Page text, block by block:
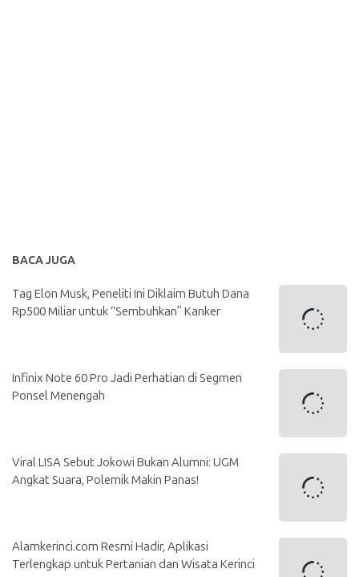
BACA JUGA
Tag Elon Musk, Peneliti Ini Diklaim Butuh Dana
Rp500 Miliar untuk “Sembuhkan” Kanker
Infinix Note 60 Pro Jadi Perhatian di Segmen
Ponsel Menengah
Viral LISA Sebut Jokowi Bukan Alumni: UGM
Angkat Suara, Polemik Makin Panas!
Alamkerinci.com Resmi Hadir, Aplikasi
Terlengkap untuk Pertanian dan Wisata Kerinci